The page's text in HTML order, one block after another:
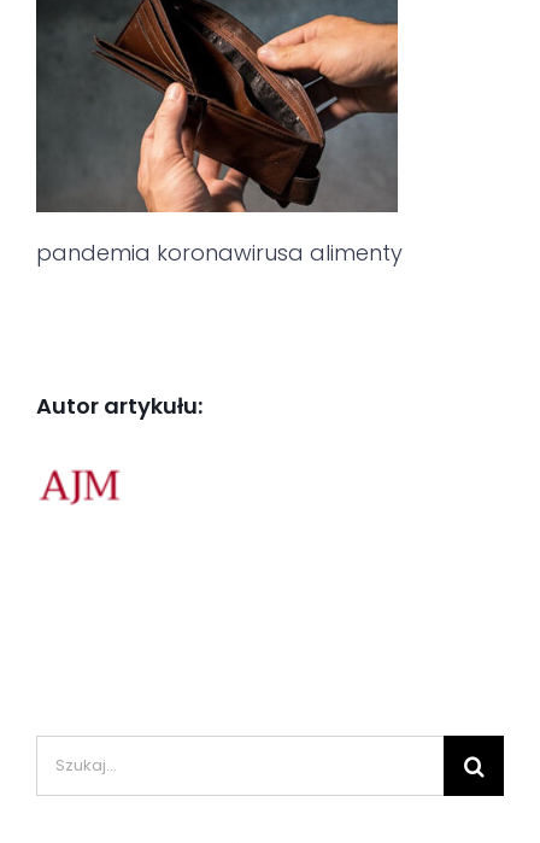
pandemia koronawirusa alimenty
Autor artykułu: